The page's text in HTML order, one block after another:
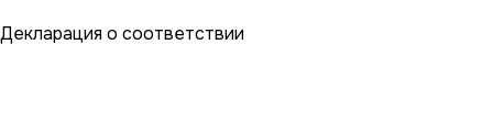
Декларация о соответствии